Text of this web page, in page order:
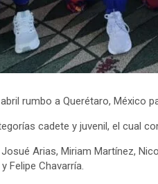
rumbo a Querétaro, México
cadete y juvenil, el cual
Arias, Miriam Martínez,
Felipe Chavarría.